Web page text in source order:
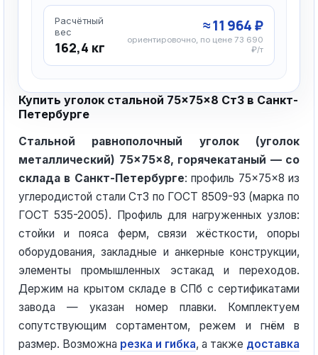
Расчётный
вес
162,4 кг
≈ 11 964 ₽
ориентировочно, по цене 73 690
₽/т
Купить уголок стальной 75×75×8 Ст3 в Санкт-
Петербурге
Стальной равнополочный уголок (уголок
металлический) 75×75×8, горячекатаный — со
склада в Санкт-Петербурге: профиль 75×75×8 из
углеродистой стали Ст3 по ГОСТ 8509-93 (марка по
ГОСТ 535-2005). Профиль для нагруженных узлов:
стойки и пояса ферм, связи жёсткости, опоры
оборудования, закладные и анкерные конструкции,
элементы промышленных эстакад и переходов.
Держим на крытом складе в СПб с сертификатами
завода — указан номер плавки. Комплектуем
сопутствующим сортаментом, режем и гнём в
размер. Возможна резка и гибка, а также доставка